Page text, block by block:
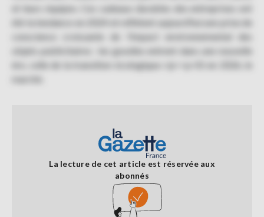
et leurs équipes. Ces cadeaux durables des entreprises ont
été la tendance en 2024 et reflètent aujourd’hui une prise de
conscience croissante de l’impact environnemental des
objets publicitaires : les goodies entrent dans une nouvelle
ère, celle de la transition écologique.</p><p>Et en 2026, le
marché.
La lecture de cet article est réservée aux
abonnés